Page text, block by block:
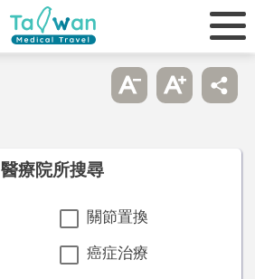
醫療院所搜尋
關節置換
癌症治療